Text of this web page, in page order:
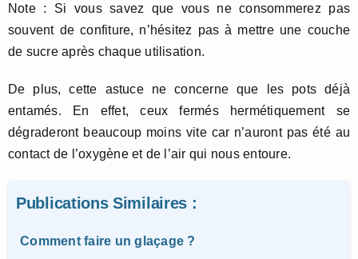
Note : Si vous savez que vous ne consommerez pas
souvent de confiture, n’hésitez pas à mettre une couche
de sucre après chaque utilisation.
De plus, cette astuce ne concerne que les pots déjà
entamés. En effet, ceux fermés hermétiquement se
dégraderont beaucoup moins vite car n’auront pas été au
contact de l’oxygène et de l’air qui nous entoure.
Publications Similaires :
Comment faire un glaçage ?